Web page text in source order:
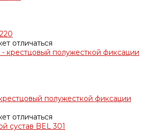
отличаться
полужесткой фиксации
отличаться